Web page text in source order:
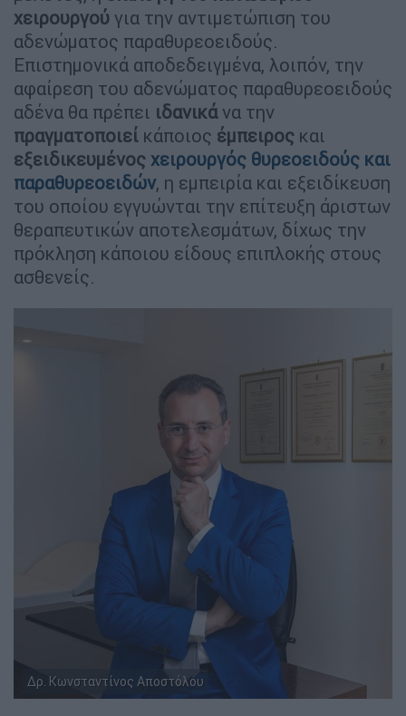
χειρουργού για την αντιμετώπιση του
αδενώματος παραθυρεοειδούς.
Επιστημονικά αποδεδειγμένα, λοιπόν, την
αφαίρεση του αδενώματος παραθυρεοειδούς
αδένα θα πρέπει ιδανικάνα την
πραγματοποιεί κάποιος έμπειρος και
εξειδικευμένος χειρουργός θυρεοειδούς και
παραθυρεοειδών, η εμπειρία και εξειδίκευση
του οποίου εγγυώνται την επίτευξη άριστων
θεραπευτικών αποτελεσμάτων, δίχως την
πρόκληση κάποιου είδους επιπλοκής στους
ασθενείς.
Δρ. Κωνσταντίνος Αποστόλου